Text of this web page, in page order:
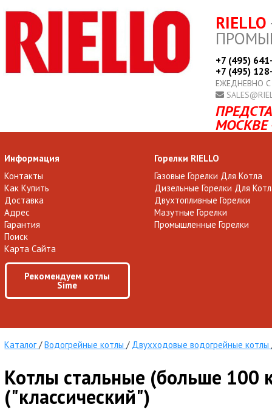
RIELLO
+7 (495)
+7 (495)
ЕЖЕДНЕВНО
МОСКВЕ
Информация
Контакты
Как Купить
Доставка
Адрес
Гарантия
Поиск
Карта Сайта
Рекомендуем котлы
Sime
Горелки RIELLO
Газовые Горелки Для Котла
Дизельные Горелки Для
Двухтопливные Горелки
Мазутные Горелки
Промышленные Горелки
Каталог /Водогрейные котлы / Двухходовые водогрейные котлы
Котлы стальные (больше 100
("классический")